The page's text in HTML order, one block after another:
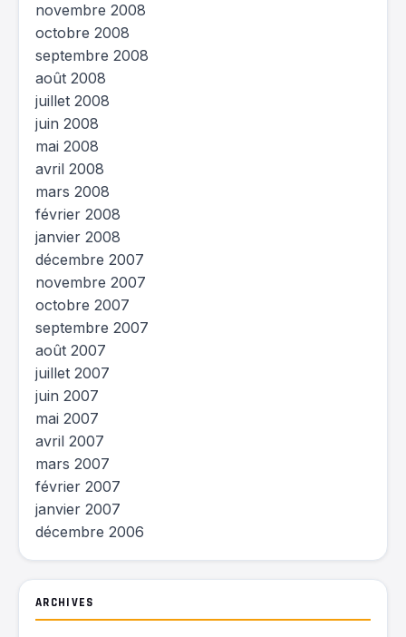
novembre 2008
octobre 2008
septembre 2008
août 2008
juillet 2008
juin 2008
mai 2008
avril 2008
mars 2008
février 2008
janvier 2008
décembre 2007
novembre 2007
octobre 2007
septembre 2007
août 2007
juillet 2007
juin 2007
mai 2007
avril 2007
mars 2007
février 2007
janvier 2007
décembre 2006
ARCHIVES